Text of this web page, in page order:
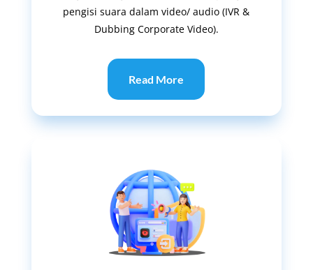
pengisi suara dalam video/ audio (IVR &
Dubbing Corporate Video).
Read More